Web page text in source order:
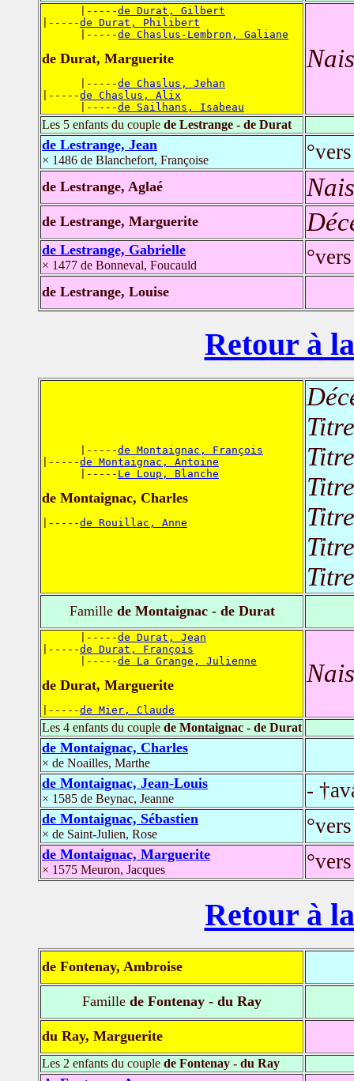
      |-----
de Durat, Gilbert
|-----de Durat, Philibert
      |-----
de Chaslus-Lembron, Galiane
de Durat, Marguerite
      |-----
de Chaslus, Jehan
|-----de Chaslus, Alix
      |-----
de Sailhans, Isabeau
Les 5 enfants du couple de Lestrange - de Durat
de Lestrange, Jean
× 1486 de Blanchefort, Françoise
de Lestrange, Aglaé
de Lestrange, Marguerite
de Lestrange, Gabrielle
× 1477 de Bonneval, Foucauld
de Lestrange, Louise
Retour à
      |-----
de Montaignac, François
|-----de Montaignac, Antoine
      |-----
Le Loup, Blanche
de Montaignac, Charles
|-----de Rouillac, Anne
Famillede Montaignac - de Durat
      |-----
de Durat, Jean
|-----de Durat, François
      |-----
de La Grange, Julienne
de Durat, Marguerite
|-----de Mier, Claude
Les 4 enfants du couple de Montaignac - de Durat
de Montaignac, Charles
× de Noailles, Marthe
de Montaignac, Jean-Louis
× 1585 de Beynac, Jeanne -
de Montaignac, Sébastien
× de Saint-Julien, Rose
de Montaignac, Marguerite
× 1575 Meuron, Jacques
Retour à
de Fontenay, Ambroise
Famille de Fontenay - du Ray
du Ray, Marguerite
Les 2 enfants du couple de Fontenay - du Ray